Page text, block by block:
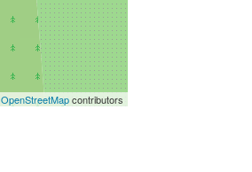
OpenStreetMapcontributors